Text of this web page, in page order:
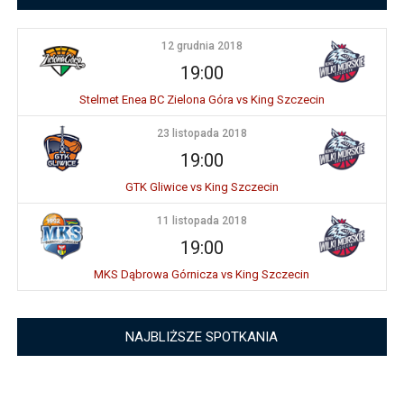
12 grudnia 2018
19:00
Stelmet Enea BC Zielona Góra vs King Szczecin
23 listopada 2018
19:00
GTK Gliwice vs King Szczecin
11 listopada 2018
19:00
MKS Dąbrowa Górnicza vs King Szczecin
NAJBLIŻSZE SPOTKANIA